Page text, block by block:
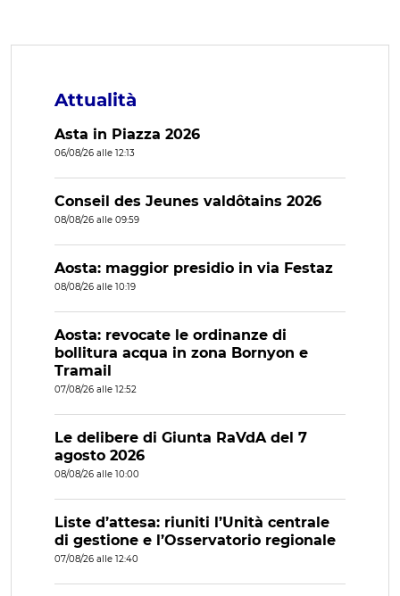
Attualità
Asta in Piazza 2026
06/08/26 alle 12:13
Conseil des Jeunes valdôtains 2026
08/08/26 alle 09:59
Aosta: maggior presidio in via Festaz
08/08/26 alle 10:19
Aosta: revocate le ordinanze di
bollitura acqua in zona Bornyon e
Tramail
07/08/26 alle 12:52
Le delibere di Giunta RaVdA del 7
agosto 2026
08/08/26 alle 10:00
Liste d’attesa: riuniti l’Unità centrale
di gestione e l’Osservatorio regionale
07/08/26 alle 12:40